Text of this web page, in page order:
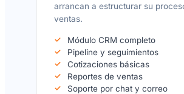
arrancan a estructurar su
ventas.
Módulo CRM completo
Pipeline y seguimientos
Cotizaciones básicas
Reportes de ventas
Soporte por chat y correo